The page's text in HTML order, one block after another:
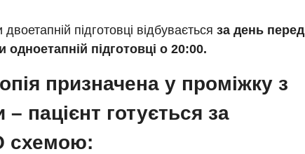
підготовці відбувається за день перед
підготовці о 20:00.
призначена у проміжку з
пацієнт готується за